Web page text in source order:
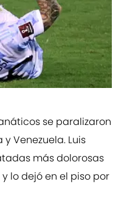
se paralizaron
Venezuela. Luis
más dolorosas
y lo dejó en el piso por